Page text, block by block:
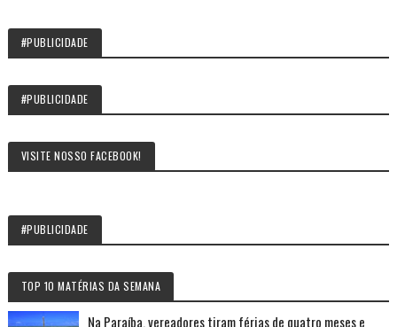
#PUBLICIDADE
#PUBLICIDADE
VISITE NOSSO FACEBOOK!
#PUBLICIDADE
TOP 10 MATÉRIAS DA SEMANA
Na Paraíba, vereadores tiram férias de quatro meses e